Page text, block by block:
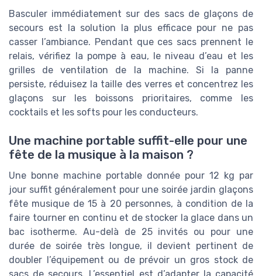
Basculer immédiatement sur des sacs de glaçons de
secours est la solution la plus efficace pour ne pas
casser l’ambiance. Pendant que ces sacs prennent le
relais, vérifiez la pompe à eau, le niveau d’eau et les
grilles de ventilation de la machine. Si la panne
persiste, réduisez la taille des verres et concentrez les
glaçons sur les boissons prioritaires, comme les
cocktails et les softs pour les conducteurs.
Une machine portable suffit-elle pour une
fête de la musique à la maison ?
Une bonne machine portable donnée pour 12 kg par
jour suffit généralement pour une soirée jardin glaçons
fête musique de 15 à 20 personnes, à condition de la
faire tourner en continu et de stocker la glace dans un
bac isotherme. Au-delà de 25 invités ou pour une
durée de soirée très longue, il devient pertinent de
doubler l’équipement ou de prévoir un gros stock de